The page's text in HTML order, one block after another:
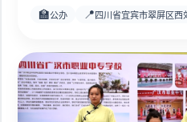
🏫公办 📍四川省宜宾市翠屏区西